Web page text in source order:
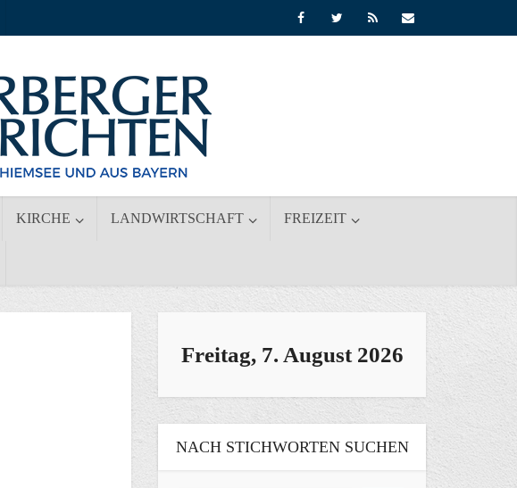
KIRCHE LANDWIRTSCHAFT FREIZEIT
Freitag, 7. August 2026
NACH STICHWORTEN SUCHEN